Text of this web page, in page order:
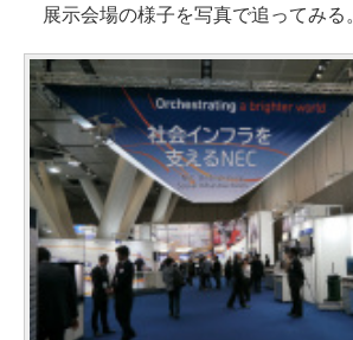
展示会場の様子を写真で追ってみる